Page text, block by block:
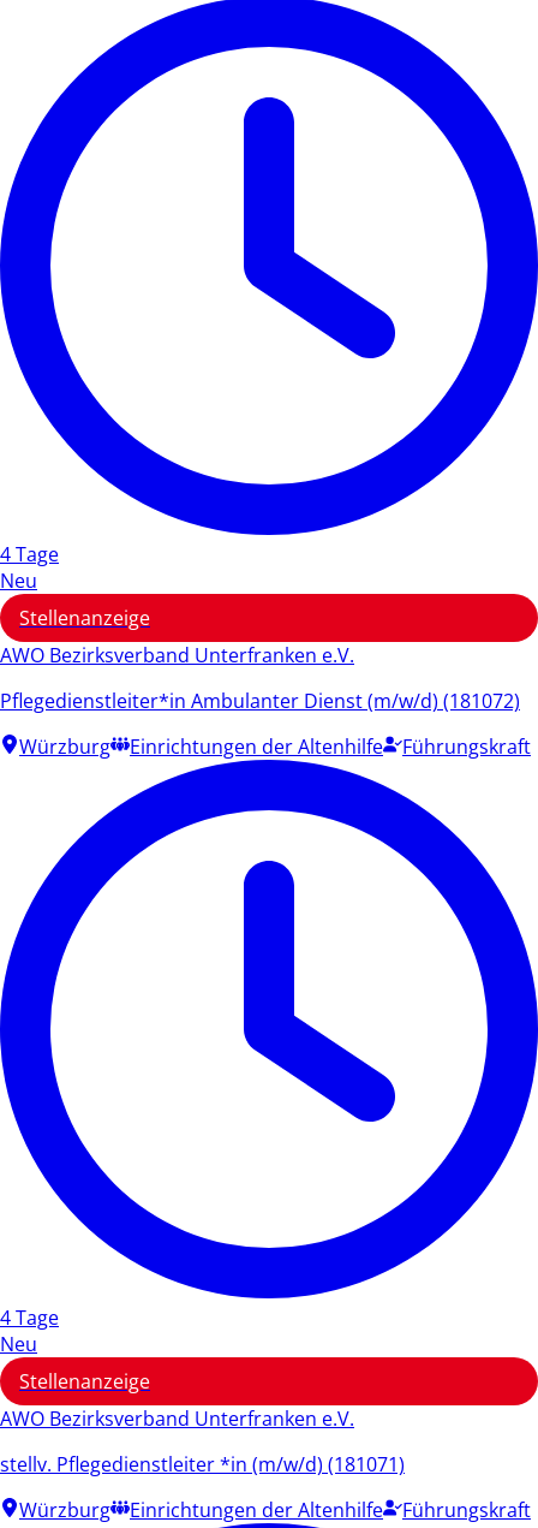
4 Tage
Neu
Stellenanzeige
AWO Bezirksverband Unterfranken e.V.
Pflegedienstleiter*in Ambulanter Dienst (m/w/d) (181072)
Würzburg
Einrichtungen der Altenhilfe Führungskraft
4 Tage
Neu
Stellenanzeige
AWO Bezirksverband Unterfranken e.V.
stellv. Pflegedienstleiter *in (m/w/d) (181071)
Würzburg
Einrichtungen der Altenhilfe Führungskraft